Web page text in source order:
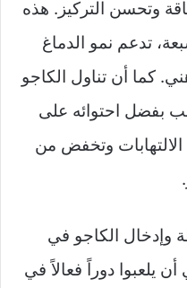
وتحسن التركيز. هذه
تدعم نمو الدماغ
كما أن تناول الكاجو
بفضل احتوائه على
وتخفض من
وإدخال الكاجو في
يلعبوا دوراً فعالاً في